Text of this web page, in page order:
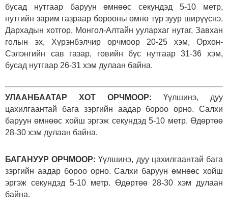
бусад нутгаар баруун өмнөөс секундэд 5-10 метр,
нутгийн зарим газраар борооны өмнө түр зуур ширүүснэ.
Дархадын хотгор, Монгол-Алтайн уулархаг нутаг, Завхан
голын эх, Хүрэнбэлчир орчмоор 20-25 хэм, Орхон-
Сэлэнгийн сав газар, говийн бүс нутгаар 31-36 хэм,
бусад нутгаар 26-31 хэм дулаан байна.
УЛААНБААТАР ХОТ ОРЧМООР: Үүлшинэ, дуу
цахилгаантай бага зэргийн аадар бороо орно. Салхи
баруун өмнөөс хойш эргэж секундэд 5-10 метр. Өдөртөө
28-30 хэм дулаан байна.
БАГАНУУР ОРЧМООР: Үүлшинэ, дуу цахилгаантай бага
зэргийн аадар бороо орно. Салхи баруун өмнөөс хойш
эргэж секундэд 5-10 метр. Өдөртөө 28-30 хэм дулаан
байна.